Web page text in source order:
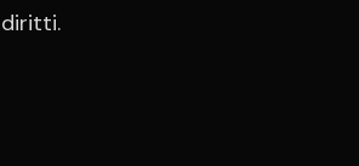
diritti.